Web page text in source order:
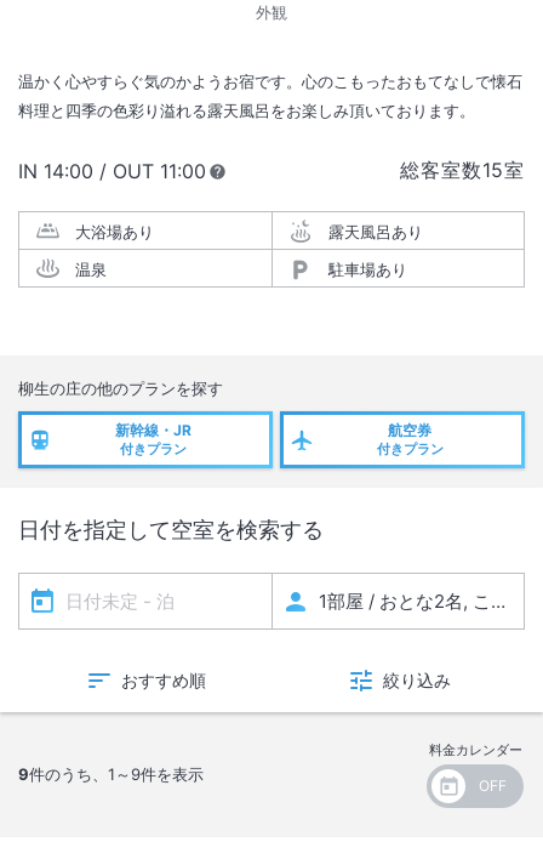
外観
温かく心やすらぐ気のかようお宿です。心のこもったおもてなしで懐石
料理と四季の色彩り溢れる露天風呂をお楽しみ頂いております。
総客室数15室
IN チェックイン
14:00 / OUT チェックアウト
11:00
大浴場あり
露天風呂あり
温泉
駐車場あり
柳生の庄の他のプランを探す
新幹線・JR
付きプラン
航空券
付きプラン
日付を指定して空室を検索する
おすすめ順 絞り込み
9件のうち、 1～9件を表示
料金カレンダー